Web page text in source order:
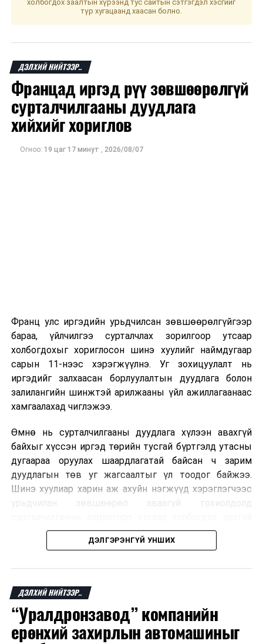
холбогдох заалтын хүрээнд тус сайтын сэтгэгдэл хэсгийг
түр хугацаанд хаасан болно.
ДЭЛХИЙ НИЙТЭЭР..
Францад иргэд рүү зөвшөөрөлгүй
сурталчилгааны дуудлага
хийхийг хориглов
Огноо: 19 цаг 17 минут , 2026/08/07
Франц улс иргэдийн урьдчилсан зөвшөөрөлгүйгээр
бараа, үйлчилгээ сурталчлах зорилгоор утсаар
холбогдохыг хориглосон шинэ хуулийг наймдугаар
сарын 11-нээс хэрэгжүүлнэ. Уг зохицуулалт нь
иргэдийг залхаасан борлуулалтын дуудлага болон
залилангийн шинжтэй арилжааны үйл ажиллагаанаас
хамгаалахад чиглэжээ.
Өмнө нь сурталчилгааны дуудлага хүлээн авахгүй
байхыг хүссэн иргэд төрийн тусгай бүртгэлд утасны
дугаараа оруулах шаардлагатай байсан ч зарим
дуудлагын төв уг жагсаалтыг үл тоодог байжээ.
Шинэ хуулиар харин аж ахуйн нэгжүүд хэрэглэгчээс
урьдчилан зөвшөөрөл аваагүй тохиолдолд
болно. Иргэн өгсөн зөвшөөрлөө хүссэн үедээ цуцлах
Францын эрх баригчдын тооцоолсноор тус улсын
иргэдийн дөрөвний гурав орчим нь долоо хоног бүр
дор хаяж нэг удаа хүсээгүй сурталчилгааны дуудлага
хүлээн авдаг бөгөөд олон хүн үүнээс ч олон
дуудлагад өртдөг байна. Хэрэглэгчийн эрхийг
ДЭЛГЭРЭНГҮЙ УНШИХ
ДЭЛХИЙ НИЙТЭЭР..
“Уралдронзавод” компанийн
ерөнхий захирлын автомашиныг